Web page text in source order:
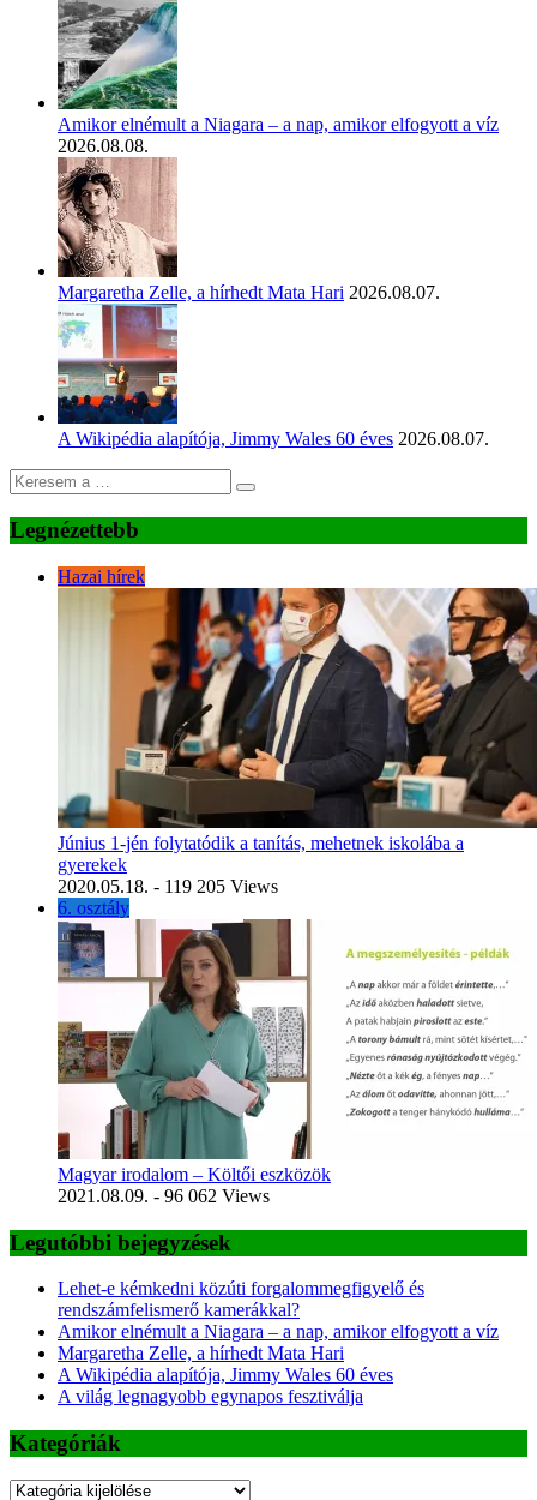
Amikor elnémult a Niagara – a nap, amikor elfogyott a víz
2026.08.08.
Margaretha Zelle, a hírhedt Mata Hari 2026.08.07.
A Wikipédia alapítója, Jimmy Wales 60 éves 2026.08.07.
Legnézettebb
Hazai hírek
Június 1-jén folytatódik a tanítás, mehetnek iskolába a
gyerekek
2020.05.18. - 119 205 Views
6. osztály
Magyar irodalom – Költői eszközök
2021.08.09. - 96 062 Views
Legutóbbi bejegyzések
Lehet-e kémkedni közúti forgalommegfigyelő és
rendszámfelismerő kamerákkal?
Amikor elnémult a Niagara – a nap, amikor elfogyott a víz
Margaretha Zelle, a hírhedt Mata Hari
A Wikipédia alapítója, Jimmy Wales 60 éves
A világ legnagyobb egynapos fesztiválja
Kategóriák
Kategóriák